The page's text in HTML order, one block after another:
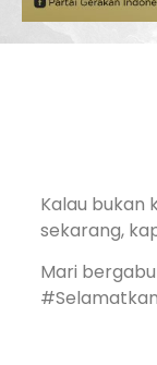
Kalau bukan
sekarang,
Mari